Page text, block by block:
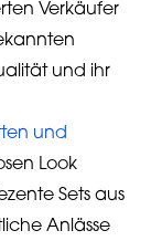
Verkäufer
und ihr
und
Look
Sets aus
Anlässe